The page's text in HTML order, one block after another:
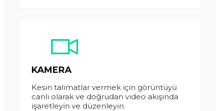
KAMERA
Kesin talimatlar vermek için görüntüyü
canlı olarak ve doğrudan video akışında
işaretleyin ve düzenleyin.